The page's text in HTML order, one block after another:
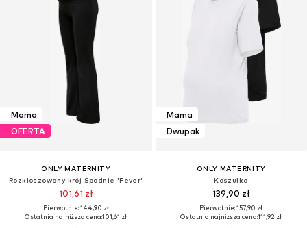
Mama
OFERTA
ONLY MATERNITY
Rozkloszowany krój Spodnie 'Fever'
101,61 zł
Pierwotnie: 144,90 zł
Ostatnia najniższa cena:101,61 zł
Mama
Dwupak
ONLY MATERNITY
Koszulka
139,90 zł
Pierwotnie: 157,90 zł
Ostatnia najniższa cena:111,92 zł